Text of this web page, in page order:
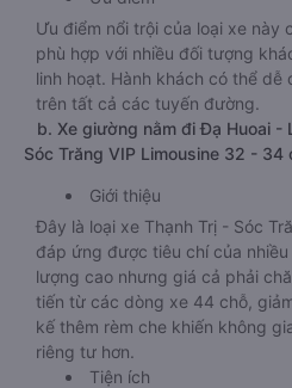
Ưu điểm nổi trội của loại xe này
phù hợp với nhiều đối tượng
linh hoạt. Hành khách có thể
trên tất cả các tuyến đường.
b. Xe giường nằm đi Đạ Huoai -
Sóc Trăng VIP Limousine 32 - 34
Giới thiệu
Đây là loại xe Thạnh Trị - Sóc
đáp ứng được tiêu chí của
lượng cao nhưng giá cả phải
tiến từ các dòng xe 44 chỗ,
kế thêm rèm che khiến không
riêng tư hơn.
Tiện ích